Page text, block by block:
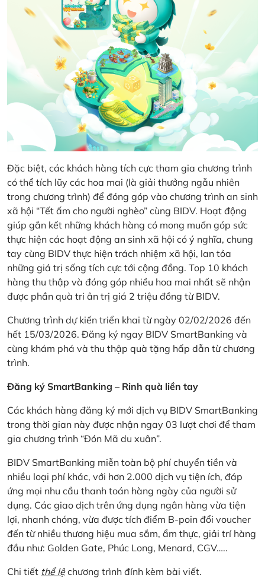
Đặc biệt, các khách hàng tích cực tham gia chương trình
có thể tích lũy các hoa mai (là giải thưởng ngẫu nhiên
trong chương trình) để đóng góp vào chương trình an sinh
xã hội “Tết ấm cho người nghèo” cùng BIDV. Hoạt động
giúp gắn kết những khách hàng có mong muốn góp sức
thực hiện các hoạt động an sinh xã hội có ý nghĩa, chung
tay cùng BIDV thực hiện trách nhiệm xã hội, lan tỏa
những giá trị sống tích cực tới cộng đồng. Top 10 khách
hàng thu thập và đóng góp nhiều hoa mai nhất sẽ nhận
được phần quà tri ân trị giá 2 triệu đồng từ BIDV.
Chương trình dự kiến triển khai từ ngày 02/02/2026 đến
hết 15/03/2026. Đăng ký ngay BIDV SmartBanking và
cùng khám phá và thu thập quà tặng hấp dẫn từ chương
trình.
Đăng ký SmartBanking – Rinh quà liền tay
Các khách hàng đăng ký mới dịch vụ BIDV SmartBanking
trong thời gian này được nhận ngay 03 lượt chơi để tham
gia chương trình “Đón Mã du xuân”.
BIDV SmartBanking miễn toàn bộ phí chuyển tiền và
nhiều loại phí khác, với hơn 2.000 dịch vụ tiện ích, đáp
ứng mọi nhu cầu thanh toán hàng ngày của người sử
dụng. Các giao dịch trên ứng dụng ngân hàng vừa tiện
lợi, nhanh chóng, vừa được tích điểm B-poin đổi voucher
đến từ nhiều thương hiệu mua sắm, ẩm thực, giải trí hàng
đầu như: Golden Gate, Phúc Long, Menard, CGV…..
Chi tiết thể lệchương trình đính kèm bài viết.